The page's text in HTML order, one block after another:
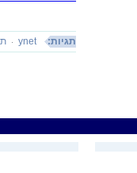
תגיות: ynet